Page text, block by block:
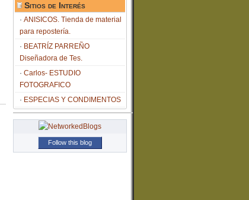
Sitios de Interés
ANISICOS. Tienda de material
para repostería.
BEATRÍZ PARREÑO
Diseñadora de Tes.
Carlos- ESTUDIO
FOTOGRAFICO
ESPECIAS Y CONDIMENTOS
Follow this blog